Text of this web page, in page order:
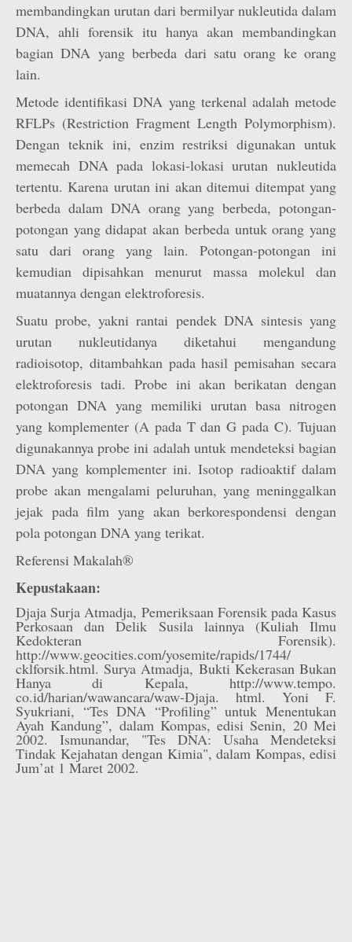
membandingkan urutan dari bermilyar nukleutida dalam
DNA, ahli forensik itu hanya akan membandingkan
bagian DNA yang berbeda dari satu orang ke orang
lain.
Metode identifikasi DNA yang terkenal adalah metode
RFLPs (Restriction Fragment Length Polymorphism).
Dengan teknik ini, enzim restriksi digunakan untuk
memecah DNA pada lokasi-lokasi urutan nukleutida
tertentu. Karena urutan ini akan ditemui ditempat yang
berbeda dalam DNA orang yang berbeda, potongan-
potongan yang didapat akan berbeda untuk orang yang
satu dari orang yang lain. Potongan-potongan ini
kemudian dipisahkan menurut massa molekul dan
muatannya dengan elektroforesis.
Suatu probe, yakni rantai pendek DNA sintesis yang
urutan nukleutidanya diketahui mengandung
radioisotop, ditambahkan pada hasil pemisahan secara
elektroforesis tadi. Probe ini akan berikatan dengan
potongan DNA yang memiliki urutan basa nitrogen
yang komplementer (A pada T dan G pada C). Tujuan
digunakannya probe ini adalah untuk mendeteksi bagian
DNA yang komplementer ini. Isotop radioaktif dalam
probe akan mengalami peluruhan, yang meninggalkan
jejak pada film yang akan berkorespondensi dengan
pola potongan DNA yang terikat.
Referensi Makalah®
Kepustakaan:
Djaja Surja Atmadja, Pemeriksaan Forensik pada Kasus
Perkosaan dan Delik Susila lainnya (Kuliah Ilmu
Kedokteran Forensik).
http://www.geocities.com/yosemite/rapids/1744/
cklforsik.html. Surya Atmadja, Bukti Kekerasan Bukan
Hanya di Kepala, http://www.tempo.
co.id/harian/wawancara/waw-Djaja. html. Yoni F.
Syukriani, “Tes DNA “Profiling” untuk Menentukan
Ayah Kandung”, dalam Kompas, edisi Senin, 20 Mei
2002. Ismunandar, "Tes DNA: Usaha Mendeteksi
Tindak Kejahatan dengan Kimia", dalam Kompas, edisi
Jum’at 1 Maret 2002.